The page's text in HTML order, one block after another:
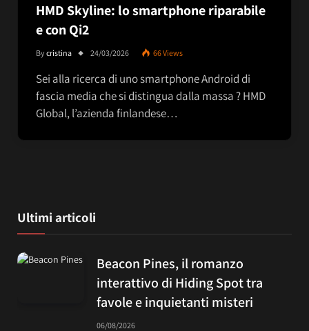
HMD Skyline: lo smartphone riparabile
e con Qi2
Bycristina 24/03/2026 66Views
Sei alla ricerca di uno smartphone Android di
fascia media che si distingua dalla massa ? HMD
Global, l’azienda finlandese…
Ultimi articoli
Beacon Pines, il romanzo
interattivo di Hiding Spot tra
favole e inquietanti misteri
06/08/2026